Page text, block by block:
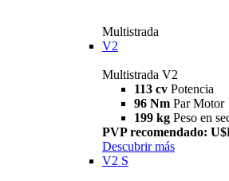
Multistrada
V2
Multistrada V2
113 cv Potencia
96 Nm Par Motor
199 kg Peso en
PVP recomendado:
Descubrir más
V2 S